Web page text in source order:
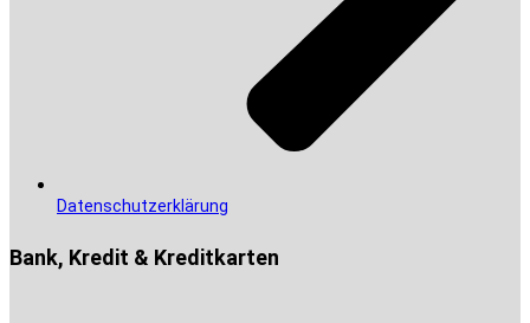
Datenschutzerklärung
Bank, Kredit & Kreditkarten